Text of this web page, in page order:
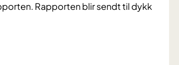
Rapporten blir sendt til dykk